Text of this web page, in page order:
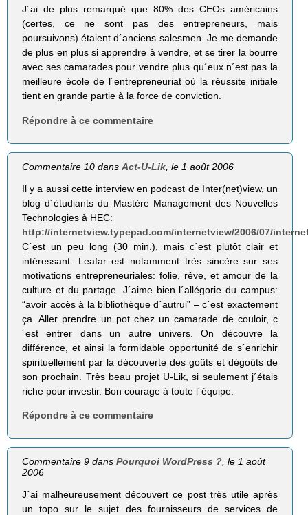
J´ai de plus remarqué que 80% des CEOs américains
(certes, ce ne sont pas des entrepreneurs, mais
poursuivons) étaient d´anciens salesmen. Je me demande
de plus en plus si apprendre à vendre, et se tirer la bourre
avec ses camarades pour vendre plus qu´eux n´est pas la
meilleure école de l´entrepreneuriat où la réussite initiale
tient en grande partie à la force de conviction.
Répondre à ce commentaire
Commentaire 10 dansAct-U-Lik , le 1 août 2006
Il y a aussi cette interview en podcast de Inter(net)view, un
blog d´étudiants du Mastère Management des Nouvelles
Technologies à HEC:
http://internetview.typepad.com/internetview/2006/07/
C´est un peu long (30 min.), mais c´est plutôt clair et
intéressant. Leafar est notamment très sincère sur ses
motivations entrepreneuriales: folie, rêve, et amour de la
culture et du partage. J´aime bien l´allégorie du campus:
“avoir accès à la bibliothèque d´autrui” – c´est exactement
ça. Aller prendre un pot chez un camarade de couloir, c
´est entrer dans un autre univers. On découvre la
différence, et ainsi la formidable opportunité de s´enrichir
spirituellement par la découverte des goûts et dégoûts de
son prochain. Très beau projet U-Lik, si seulement j´étais
riche pour investir. Bon courage à toute l´équipe.
Répondre à ce commentaire
Commentaire 9 dansPourquoi WordPress ? , le 1 août
2006
J´ai malheureusement découvert ce post très utile après
un topo sur le sujet des fournisseurs de services de